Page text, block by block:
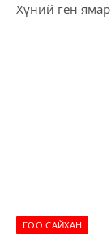
Хүний ген ямар
ГОО САЙХАН